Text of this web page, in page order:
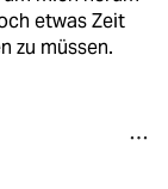
etwas Zeit
zu müssen.